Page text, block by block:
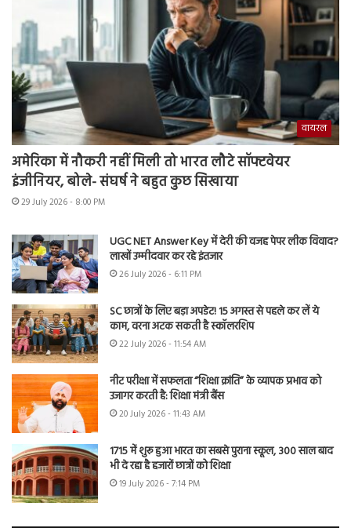
वायरल
अमेरिका में नौकरी नहीं मिली तो भारत लौटे सॉफ्टवेयर
इंजीनियर, बोले- संघर्ष ने बहुत कुछ सिखाया
29 July 2026 - 8:00 PM
UGC NET Answer Key में देरी की वजह पेपर लीक विवाद?
लाखों उम्मीदवार कर रहे इंतजार
26 July 2026 - 6:11 PM
SC छात्रों के लिए बड़ा अपडेट! 15 अगस्त से पहले कर लें ये
काम, वरना अटक सकती है स्कॉलरशिप
22 July 2026 - 11:54 AM
नीट परीक्षा में सफलता “शिक्षा क्रांति” के व्यापक प्रभाव को
उजागर करती है: शिक्षा मंत्री बैंस
20 July 2026 - 11:43 AM
1715 में शुरू हुआ भारत का सबसे पुराना स्कूल, 300 साल बाद
भी दे रहा है हजारों छात्रों को शिक्षा
19 July 2026 - 7:14 PM